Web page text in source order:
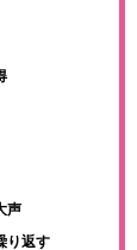
声
り返す